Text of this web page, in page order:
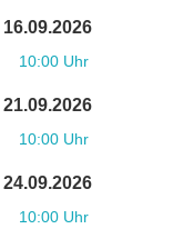
16.09.2026
10:00 Uhr
21.09.2026
10:00 Uhr
24.09.2026
10:00 Uhr